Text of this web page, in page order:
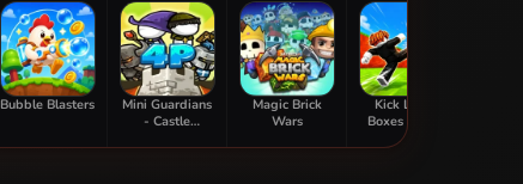
Bubble Blasters
Mini Guardians
- Castle
Magic Brick
Wars
Kick Lucky
Boxes Online